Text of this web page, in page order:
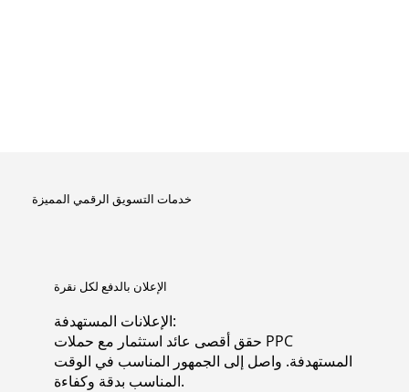
خدمات التسويق الرقمي المميزة
الإعلان بالدفع لكل نقرة
الإعلانات المستهدفة:
حقق أقصى عائد استثمار مع حملات PPC
المستهدفة. واصل إلى الجمهور المناسب في الوقت
المناسب بدقة وكفاءة.